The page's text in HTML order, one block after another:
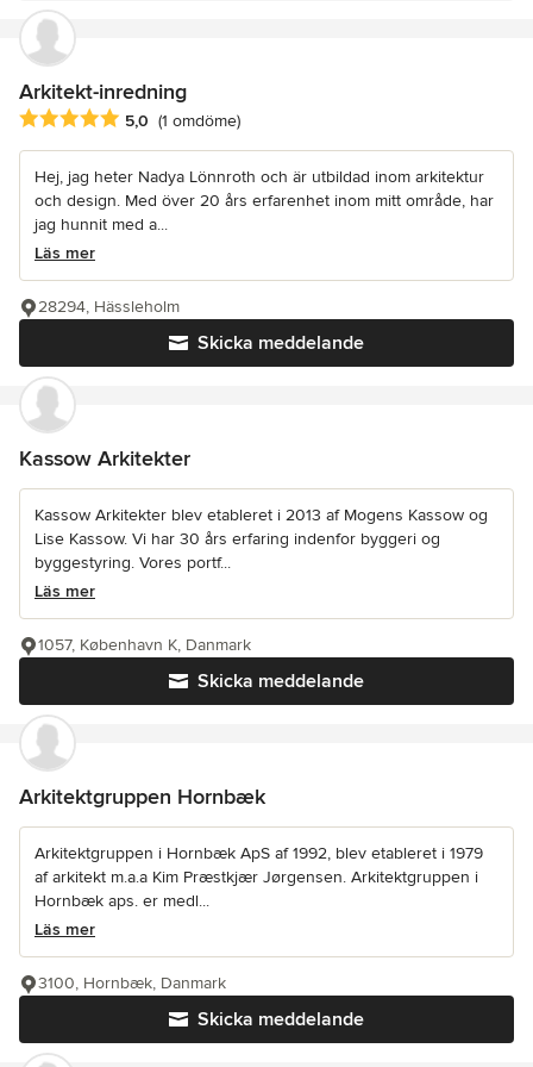
Arkitekt-inredning
Genomsnittligt omdöme: 5 av 5 stjärnor
5,0 (1 omdöme)
Hej, jag heter Nadya Lönnroth och är utbildad inom arkitektur
och design. Med över 20 års erfarenhet inom mitt område, har
jag hunnit med a...
Läs mer
Skicka meddelande
28294, Hässleholm
Kassow Arkitekter
Kassow Arkitekter blev etableret i 2013 af Mogens Kassow og
Lise Kassow. Vi har 30 års erfaring indenfor byggeri og
byggestyring. Vores portf...
Läs mer
Skicka meddelande
1057, København K, Danmark
Arkitektgruppen Hornbæk
Arkitektgruppen i Hornbæk ApS af 1992, blev etableret i 1979
af arkitekt m.a.a Kim Præstkjær Jørgensen. Arkitektgruppen i
Hornbæk aps. er medl...
Läs mer
Skicka meddelande
3100, Hornbæk, Danmark